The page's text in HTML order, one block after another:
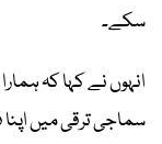
سکے۔
انہوں نے کہا کہ
سماجی ترقی میں اپنا